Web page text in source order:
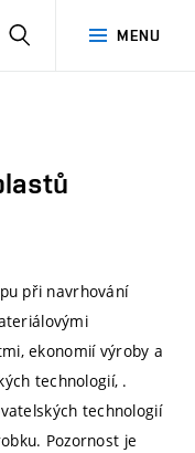
MENU
při navrhování
ekonomií výroby a
technologií, .
technologií
Pozornost je